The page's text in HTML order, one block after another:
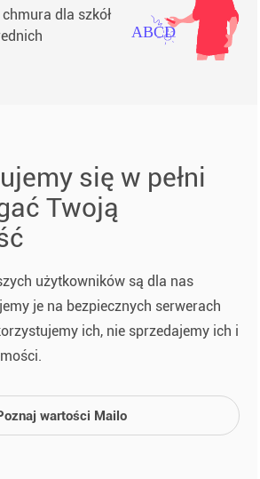
dla szkół
się w pełni
Twoją
użytkowników są dla nas
je na bezpiecznych serwerach
ich, nie sprzedajemy ich i
wartości Mailo